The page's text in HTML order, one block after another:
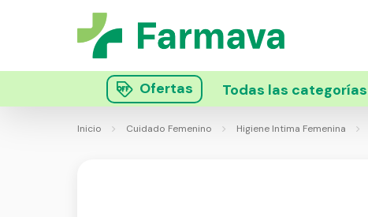
Ofertas Todas las categorías
Inicio Cuidado Femenino Higiene Intima Femenina